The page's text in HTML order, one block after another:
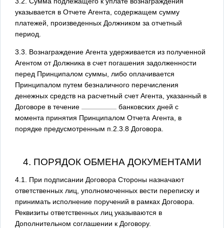
указывается в Отчете Агента, содержащем сумму
платежей, произведенных Должником за отчетный
период.
3.3. Вознаграждение Агента удерживается из полученной
Агентом от Должника в счет погашения задолженности
перед Принципалом суммы, либо оплачивается
Принципалом путем безналичного перечисления
денежных средств на расчетный счет Агента, указанный в
Договоре в течение
банковских дней с
момента принятия Принципалом Отчета Агента, в
порядке предусмотренным п.2.3.8 Договора.
4. ПОРЯДОК ОБМЕНА ДОКУМЕНТАМИ
4.1. При подписании Договора Стороны назначают
ответственных лиц, уполномоченных вести переписку и
принимать исполнение поручений в рамках Договора.
Реквизиты ответственных лиц указываются в
Дополнительном соглашении к Договору.